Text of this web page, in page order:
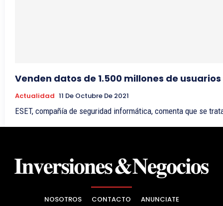
Venden datos de 1.500 millones de
Actualidad 11 De Octubre De 2021
ESET, compañía de seguridad informática, comenta que se
NOSOTROS CONTACTO ANUNCIATE